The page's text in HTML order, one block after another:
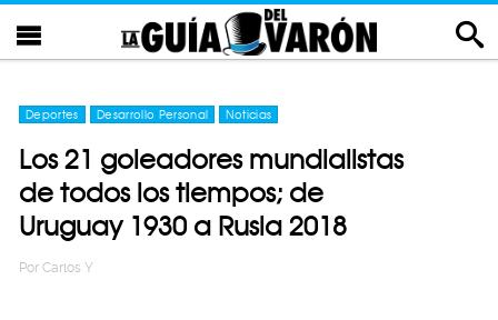
Deportes Desarrollo Personal Noticias
Los 21 goleadores mundialistas
de todos los tiempos; de
Uruguay 1930 a Rusia 2018
Por Carlos Y